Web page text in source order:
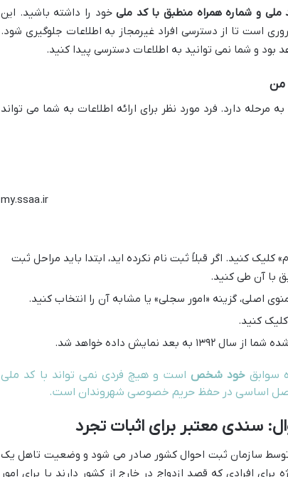
ملی و شماره همراه منطبق با کد ملیخود را داشته باشید. این
است تا از دسترسی افراد غیرمجاز به اطلاعات جلوگیری شود.
بود و شما نمی توانید به اطلاعات دسترسی پیدا کنید.
مرحله دارد. فرد مورد نظر برای ارائه اطلاعات به شما می تواند
my.ssaa.ir
کلیک کنید. اگر قبلاً ثبت نام نکرده اید، ابتدا باید مراحل ثبت
با آن طی کنید.
اصلی، گزینه «امور سجلی» یا مشابه آن را انتخاب کنید.
کلیک کنید.
نمایش داده خواهد شد.
سوابقخود شخص است و هیچ فردی نمی تواند با کد ملی
اصل اساسی در حفظ حریم خصوصی شهروندان است.
توسط سازمان ثبت احوال کشور صادر می شود و وضعیت تاهل یک
افرادی که قصد ازدواج در خارج از کشور دارند یا برای امور